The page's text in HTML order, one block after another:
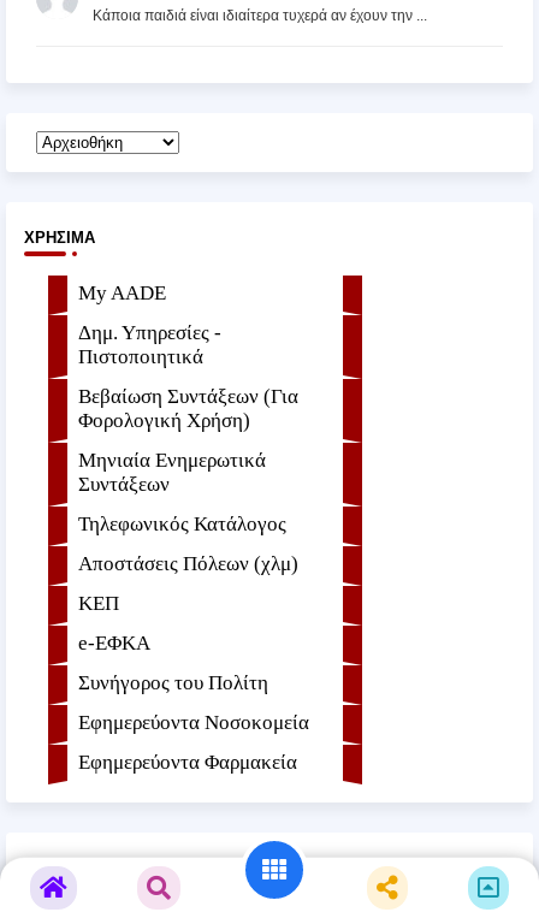
Κάποια παιδιά είναι ιδιαίτερα τυχερά αν έχουν την ...
ΧΡΉΣΙΜΑ
My AADE
Δημ. Υπηρεσίες -
Πιστοποιητικά
Βεβαίωση Συντάξεων (Για
Φορολογική Χρήση)
Μηνιαία Ενημερωτικά
Συντάξεων
Τηλεφωνικός Κατάλογος
Αποστάσεις Πόλεων (χλμ)
ΚΕΠ
e-ΕΦKA
Συνήγορος του Πολίτη
Εφημερεύοντα Νοσοκομεία
Εφημερεύοντα Φαρμακεία